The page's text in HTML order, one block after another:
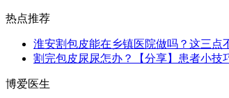
热点推荐
淮安割包皮能在乡镇医院做吗？这三点
割完包皮尿尿怎办？【分享】患者小技
博爱医生